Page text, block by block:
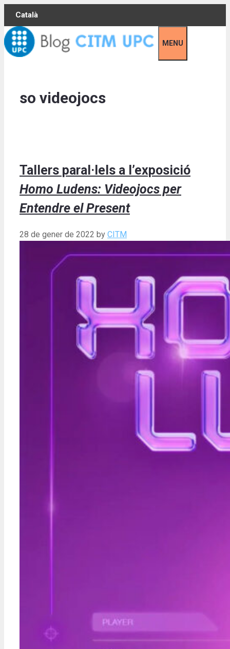
Skip
content
Català
MENU
so videojocs
Tallers paral·lels a l’exposició
Homo Ludens: Videojocs per
Entendre el Present
28 de gener de 2022 by CITM